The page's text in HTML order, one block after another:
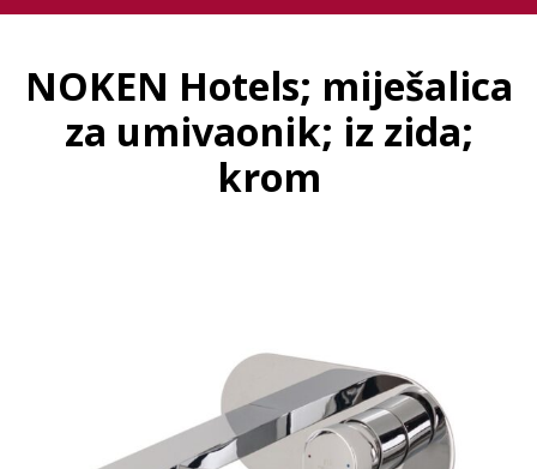
NOKEN Hotels; miješalica
za umivaonik; iz zida;
krom